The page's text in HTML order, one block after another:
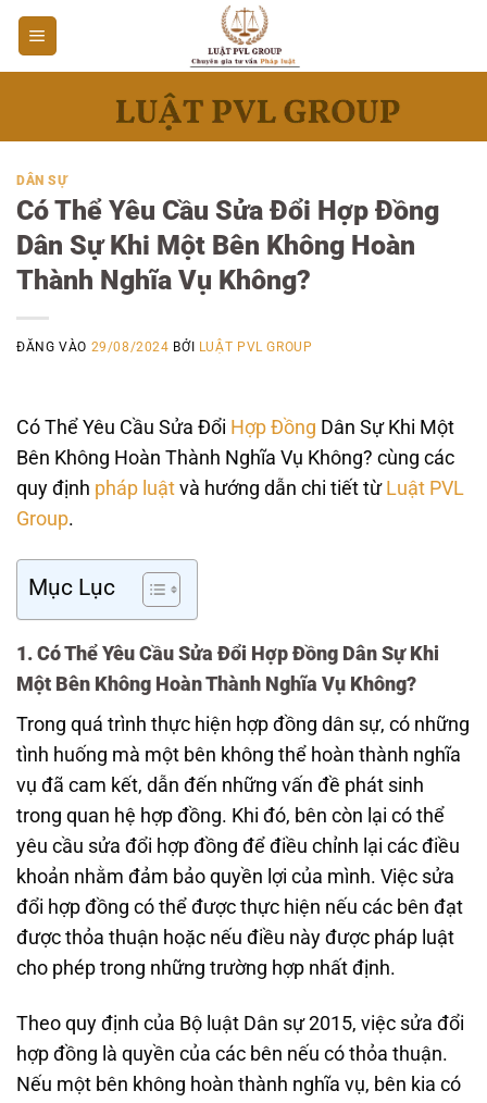
Bỏ
qua
nội
DÂN SỰ
Có Thể Yêu Cầu Sửa Đổi Hợp Đồng
Dân Sự Khi Một Bên Không Hoàn
Thành Nghĩa Vụ Không?
ĐĂNG VÀO 29/08/2024 BỞI LUẬT PVL GROUP
Có Thể Yêu Cầu Sửa Đổi Hợp Đồng Dân Sự Khi Một
Bên Không Hoàn Thành Nghĩa Vụ Không? cùng các
quy định pháp luật và hướng dẫn chi tiết từLuật PVL
Group.
Mục Lục
1. Có Thể Yêu Cầu Sửa Đổi Hợp Đồng Dân Sự Khi
Một Bên Không Hoàn Thành Nghĩa Vụ Không?
Trong quá trình thực hiện hợp đồng dân sự, có những
tình huống mà một bên không thể hoàn thành nghĩa
vụ đã cam kết, dẫn đến những vấn đề phát sinh
trong quan hệ hợp đồng. Khi đó, bên còn lại có thể
yêu cầu sửa đổi hợp đồng để điều chỉnh lại các điều
khoản nhằm đảm bảo quyền lợi của mình. Việc sửa
đổi hợp đồng có thể được thực hiện nếu các bên đạt
được thỏa thuận hoặc nếu điều này được pháp luật
cho phép trong những trường hợp nhất định.
Theo quy định của Bộ luật Dân sự 2015, việc sửa đổi
hợp đồng là quyền của các bên nếu có thỏa thuận.
Nếu một bên không hoàn thành nghĩa vụ, bên kia có